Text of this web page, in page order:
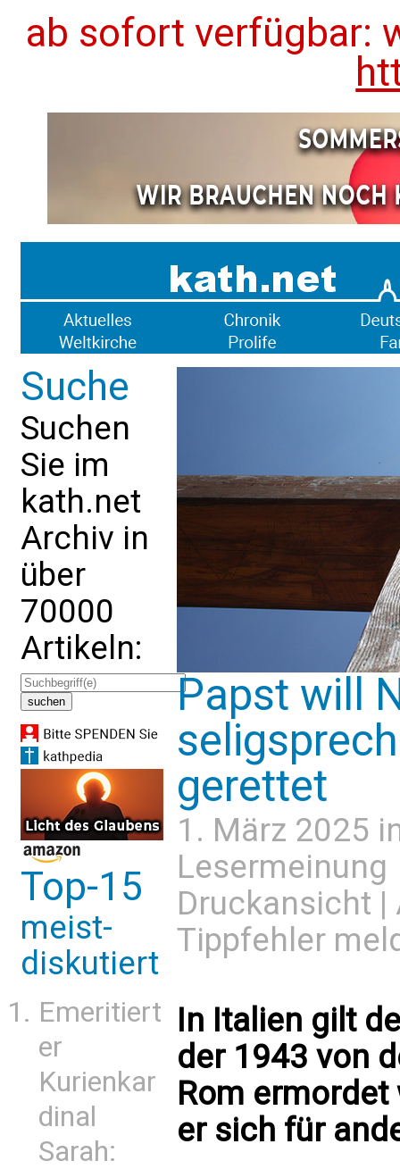
ab sofort verfügbar:
Suche
Suchen
Sie im
kath.net
Archiv in
über
70000
Artikeln:
Top-15
meist-
diskutiert
Emeritiert
er
Kurienkar
dinal
Sarah:
Papst will
gerettet
1. März 2025
Lesermeinung
Druckansicht |
Tippfehler
In Italien gilt
der 1943 von
Rom
er sich für